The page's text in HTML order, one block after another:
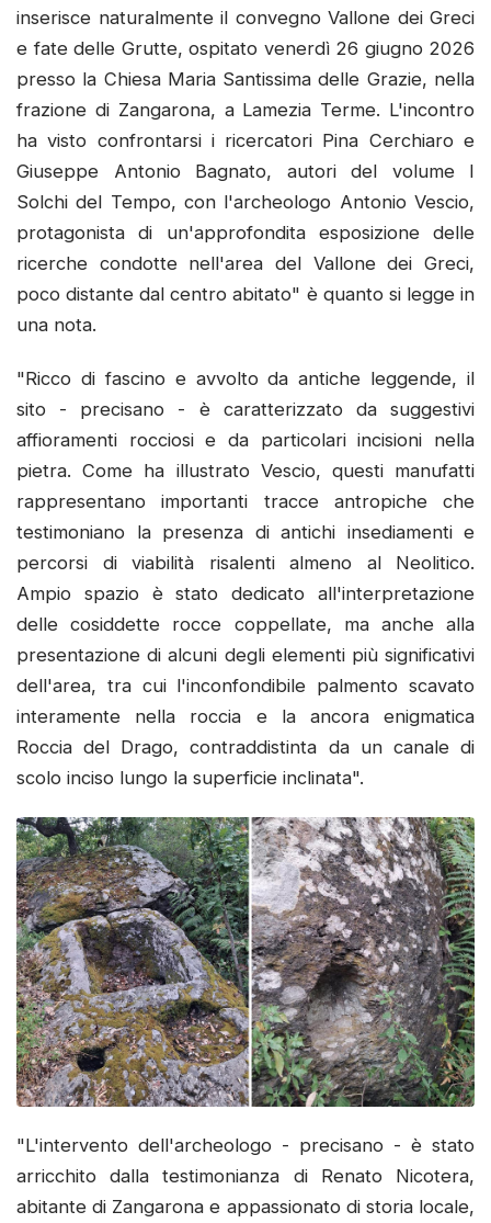
inserisce naturalmente il convegno Vallone dei Greci
e fate delle Grutte, ospitato venerdì 26 giugno 2026
presso la Chiesa Maria Santissima delle Grazie, nella
frazione di Zangarona, a Lamezia Terme. L'incontro
ha visto confrontarsi i ricercatori Pina Cerchiaro e
Giuseppe Antonio Bagnato, autori del volume I
Solchi del Tempo, con l'archeologo Antonio Vescio,
protagonista di un'approfondita esposizione delle
ricerche condotte nell'area del Vallone dei Greci,
poco distante dal centro abitato" è quanto si legge in
una nota.
"Ricco di fascino e avvolto da antiche leggende, il
sito - precisano - è caratterizzato da suggestivi
affioramenti rocciosi e da particolari incisioni nella
pietra. Come ha illustrato Vescio, questi manufatti
rappresentano importanti tracce antropiche che
testimoniano la presenza di antichi insediamenti e
percorsi di viabilità risalenti almeno al Neolitico.
Ampio spazio è stato dedicato all'interpretazione
delle cosiddette rocce coppellate, ma anche alla
presentazione di alcuni degli elementi più significativi
dell'area, tra cui l'inconfondibile palmento scavato
interamente nella roccia e la ancora enigmatica
Roccia del Drago, contraddistinta da un canale di
scolo inciso lungo la superficie inclinata".
"L'intervento dell'archeologo - precisano - è stato
arricchito dalla testimonianza di Renato Nicotera,
abitante di Zangarona e appassionato di storia locale,